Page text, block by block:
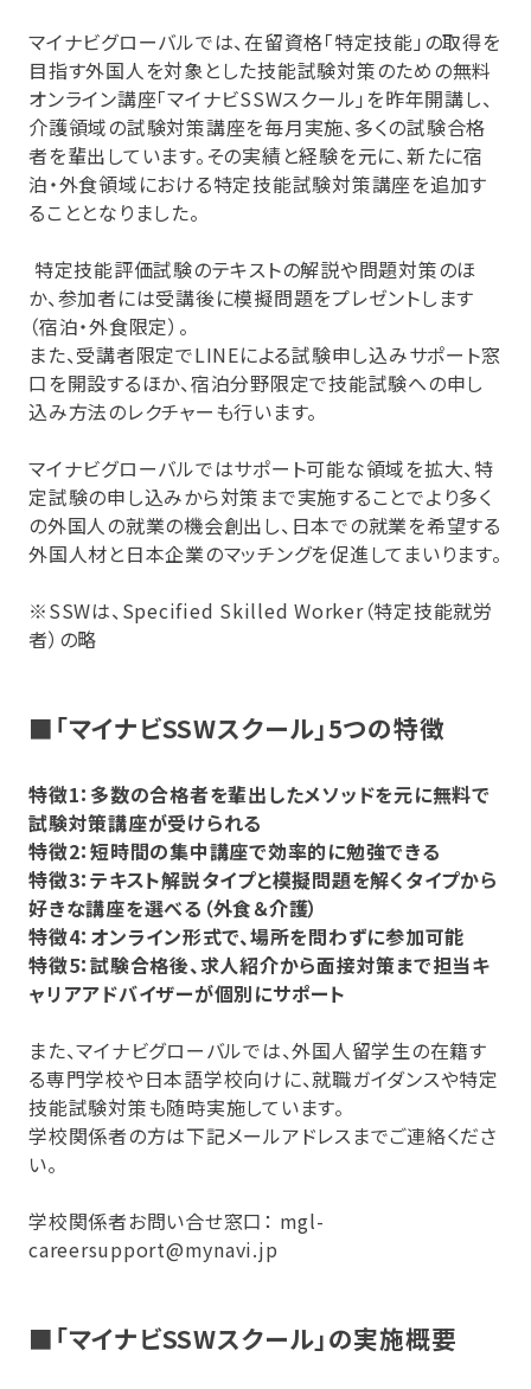
マイナビグローバルでは、在留資格「特定技能」の取得を
目指す外国人を対象とした技能試験対策のための無料
オンライン講座「マイナビSSWスクール」を昨年開講し、
介護領域の試験対策講座を毎月実施、多くの試験合格
者を輩出しています。その実績と経験を元に、新たに宿
泊・外食領域における特定技能試験対策講座を追加す
ることとなりました。
特定技能評価試験のテキストの解説や問題対策のほ
か、参加者には受講後に模擬問題をプレゼントします
（宿泊・外食限定）。
また、受講者限定でLINEによる試験申し込みサポート窓
口を開設するほか、宿泊分野限定で技能試験への申し
込み方法のレクチャーも行います。
マイナビグローバルではサポート可能な領域を拡大、特
定試験の申し込みから対策まで実施することでより多く
の外国人の就業の機会創出し、日本での就業を希望する
外国人材と日本企業のマッチングを促進してまいります。
※SSWは、Specified Skilled Worker（特定技能就労
者）の略
■「マイナビSSWスクール」5つの特徴
特徴1：多数の合格者を輩出したメソッドを元に無料で
試験対策講座が受けられる
特徴2：短時間の集中講座で効率的に勉強できる
特徴3：テキスト解説タイプと模擬問題を解くタイプから
好きな講座を選べる（外食＆介護）
特徴4：オンライン形式で、場所を問わずに参加可能
特徴5：試験合格後、求人紹介から面接対策まで担当キ
ャリアアドバイザーが個別にサポート
また、マイナビグローバルでは、外国人留学生の在籍す
る専門学校や日本語学校向けに、就職ガイダンスや特定
技能試験対策も随時実施しています。
学校関係者の方は下記メールアドレスまでご連絡くださ
い。
学校関係者お問い合せ窓口： mgl-
careersupport@mynavi.jp
■「マイナビSSWスクール」の実施概要